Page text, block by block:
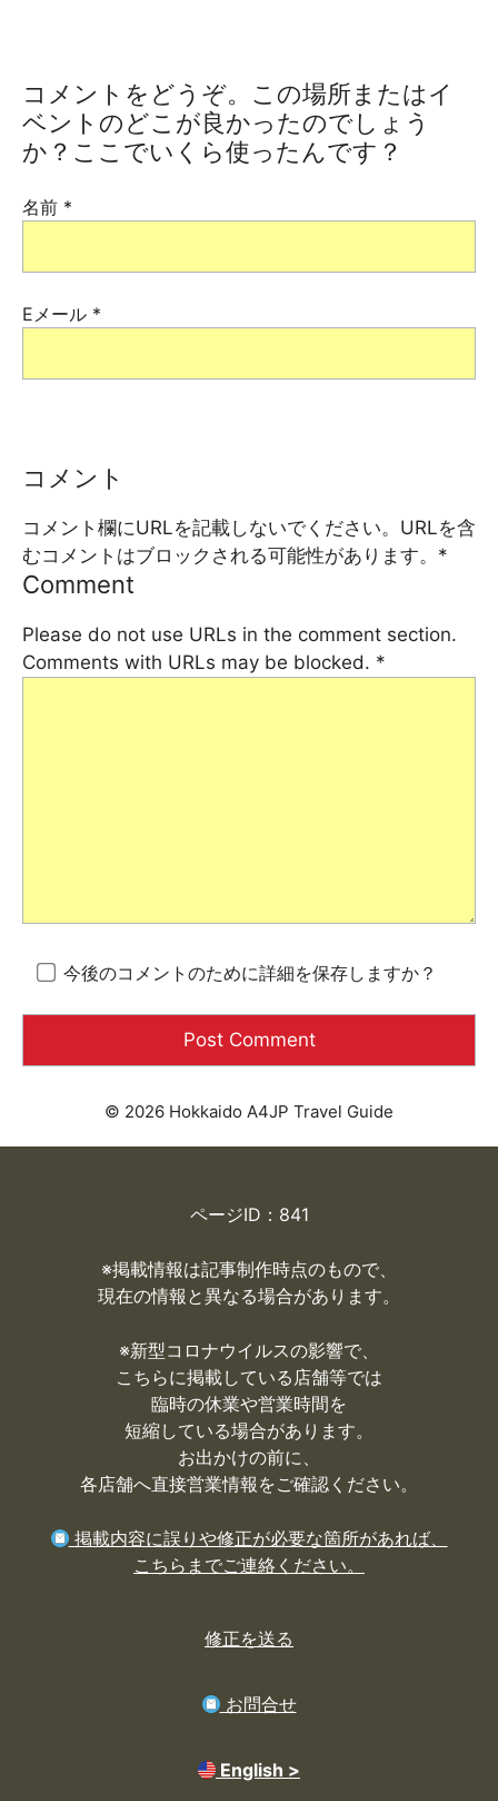
コメントをどうぞ。この場所またはイ
ベントのどこが良かったのでしょう
か？ここでいくら使ったんです？
名前 *
Eメール *
コメント
コメント欄にURLを記載しないでください。URLを含
むコメントはブロックされる可能性があります。 *
Comment
Please do not use URLs in the comment section.
Comments with URLs may be blocked. *
今後のコメントのために詳細を保存しますか？
© 2026 Hokkaido A4JP Travel Guide
ページID：841
※掲載情報は記事制作時点のもので、
現在の情報と異なる場合があります。
※新型コロナウイルスの影響で、
こちらに掲載している店舗等では
臨時の休業や営業時間を
短縮している場合があります。
お出かけの前に、
各店舗へ直接営業情報をご確認ください。
掲載内容に誤りや修正が必要な箇所があれば、
こちらまでご連絡ください。
修正を送る
お問合せ
English >